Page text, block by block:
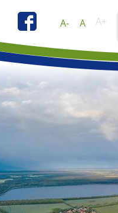
A- A A+